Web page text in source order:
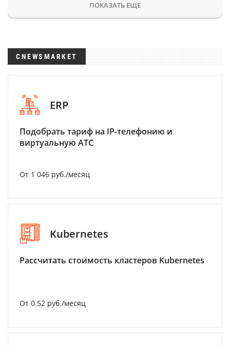
ПОКАЗАТЬ ЕЩЕ
CNEWSMARKET
ERP
Подобрать тариф на IP-телефонию и
виртуальную АТС
От 1 046 руб./месяц
Kubernetes
Рассчитать стоимость кластеров Kubernetes
От 0.52 руб./месяц